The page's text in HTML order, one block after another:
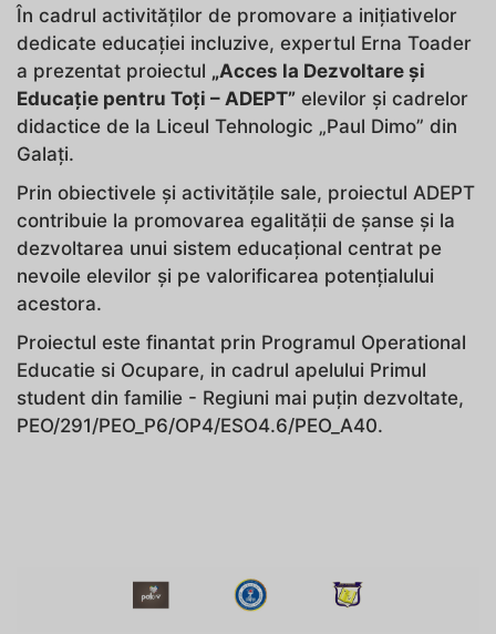
În cadrul activităților de promovare a inițiativelor
dedicate educației incluzive, expertul Erna Toader
a prezentat proiectul „Acces la Dezvoltare și
Educație pentru Toți – ADEPT” elevilor și cadrelor
didactice de la Liceul Tehnologic „Paul Dimo” din
Galați.
Prin obiectivele și activitățile sale, proiectul ADEPT
contribuie la promovarea egalității de șanse și la
dezvoltarea unui sistem educațional centrat pe
nevoile elevilor și pe valorificarea potențialului
acestora.
Proiectul este finantat prin Programul Operational
Educatie si Ocupare, in cadrul apelului Primul
student din familie - Regiuni mai puțin dezvoltate,
PEO/291/PEO_P6/OP4/ESO4.6/PEO_A40.